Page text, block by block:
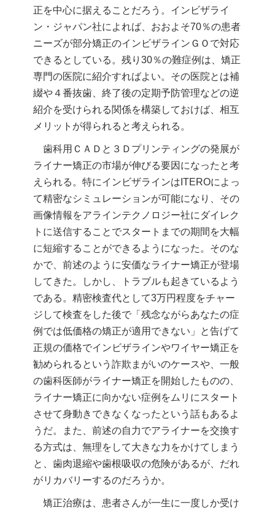
正を中心に据えることだろう。インビザライ
ン・ジャパン社によれば、おおよそ70％の患者
ニーズが部分矯正のインビザラインＧＯで対応
できるとしている。残り30％の難症例は、矯正
専門の医院に紹介すればよい。その医院とは補
綴や４番抜歯、終了後の定期予防管理などの逆
紹介を受けられる関係を構築しておけば、相互
メリットが得られると考えられる。
歯科用ＣＡＤと３Ｄプリンティングの発展が
ライナー矯正の市場が伸びる要因になったと考
えられる。特にインビザラインはITEROによっ
て精密なシミュレーションが可能になり、その
画像情報をアラインテクノロジー社にダイレク
トに送信することでスタートまでの期間を大幅
に短縮することができるようになった。そのな
かで、前述のように安価なライナー矯正が登場
してきた。しかし、トラブルも起きているよう
である。精密検査代として3万円程度をチャー
ジして検査をした後で「残念ながらあなたの症
例では低価格の矯正が適用できない」と告げて
正規の価格でインビザラインやワイヤー矯正を
勧められるという詐欺まがいのケースや、一般
の歯科医師がライナー矯正を開始したものの、
ライナー矯正に向かない症例をムリにスタート
させて身動きできなくなったという話もあるよ
うだ。また、前述の自力でアライナーを交換す
る方式は、無理をして大きな力をかけてしまう
と、歯肉退縮や歯根吸収の危険があるが、だれ
がリカバリーするのだろうか。
矯正治療は、患者さんが一生に一度しか受け